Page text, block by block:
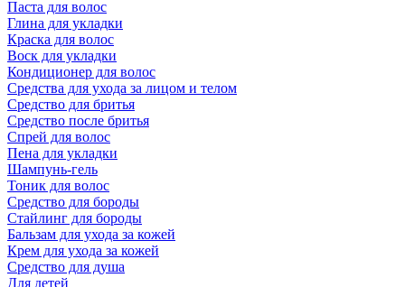
Паста для волос
Глина для укладки
Краска для волос
Воск для укладки
Кондиционер для волос
Средства для ухода за лицом и телом
Средство для бритья
Средство после бритья
Спрей для волос
Пена для укладки
Шампунь-гель
Тоник для волос
Средство для бороды
Стайлинг для бороды
Бальзам для ухода за кожей
Крем для ухода за кожей
Средство для душа
Для детей